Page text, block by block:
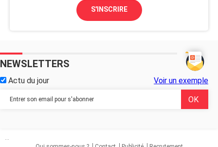
S'INSCRIRE
NEWSLETTERS
Actu du jour Voir un exemple
...